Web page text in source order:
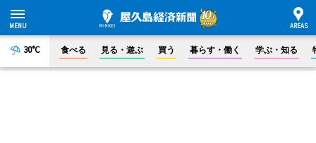
30°C 食べる 見る・遊ぶ 買う 暮らす・働く 学ぶ・知る